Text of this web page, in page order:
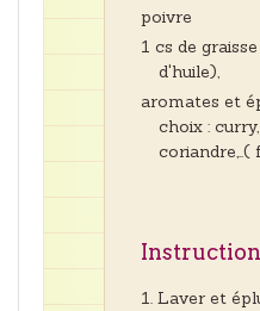
poivre
1 cs de
d'huile),
aromates et
choix :
Laver et